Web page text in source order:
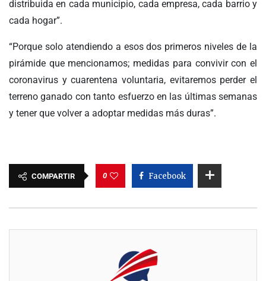
distribuida en cada municipio, cada empresa, cada barrio y
cada hogar”.
“Porque solo atendiendo a esos dos primeros niveles de la
pirámide que mencionamos; medidas para convivir con el
coronavirus y cuarentena voluntaria, evitaremos perder el
terreno ganado con tanto esfuerzo en las últimas semanas
y tener que volver a adoptar medidas más duras”.
COMPARTIR 0 Facebook